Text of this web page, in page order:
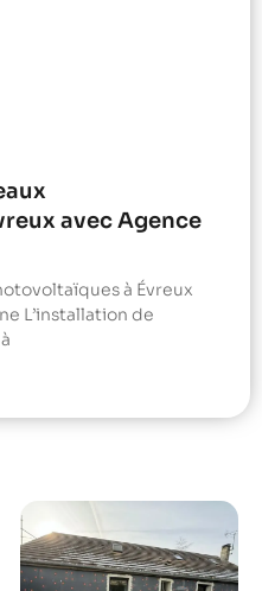
avec Agence
à Évreux
L’installation de